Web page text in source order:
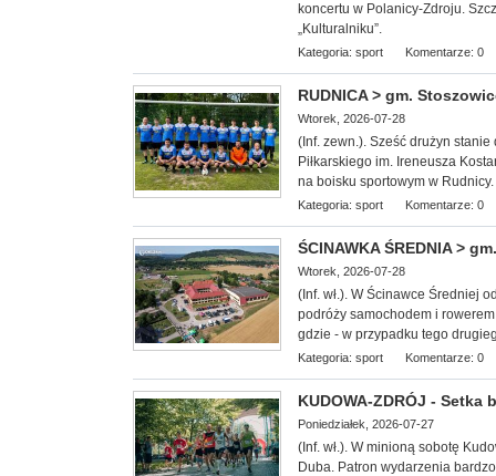
koncertu w Polanicy-Zdroju.
„Kulturalniku”.
Kategoria: sport Komentarze: 0
RUDNICA > gm.
Wtorek, 2026-07-28
(Inf. zewn.). Sześć drużyn
Piłkarskiego im. Ireneusza
na boisku sportowym w Rudnicy.
Kategoria: sport Komentarze: 0
ŚCINAWKA ŚREDNIA >
Wtorek, 2026-07-28
(Inf. wł.). W Ścinawce Średniej
podróży samochodem i
gdzie - w przypadku tego
Kategoria: sport Komentarze: 0
KUDOWA-ZDRÓJ -
Poniedziałek, 2026-07-27
(Inf. wł.). W minioną sobotę
Duba. Patron wydarzenia